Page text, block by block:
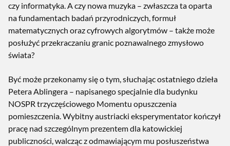
czy informatyka. A czy nowa muzyka – zwłaszcza ta oparta
na fundamentach badań przyrodniczych, formuł
matematycznych oraz cyfrowych algorytmów – także może
posłużyć przekraczaniu granic poznawalnego zmysłowo
świata?
Być może przekonamy się o tym, słuchając ostatniego dzieła
Petera Ablingera – napisanego specjalnie dla budynku
NOSPR trzyczęściowego Momentu opuszczenia
pomieszczenia. Wybitny austriacki eksperymentator kończył
pracę nad szczególnym prezentem dla katowickiej
publiczności, walcząc z odmawiającym mu posłuszeństwa